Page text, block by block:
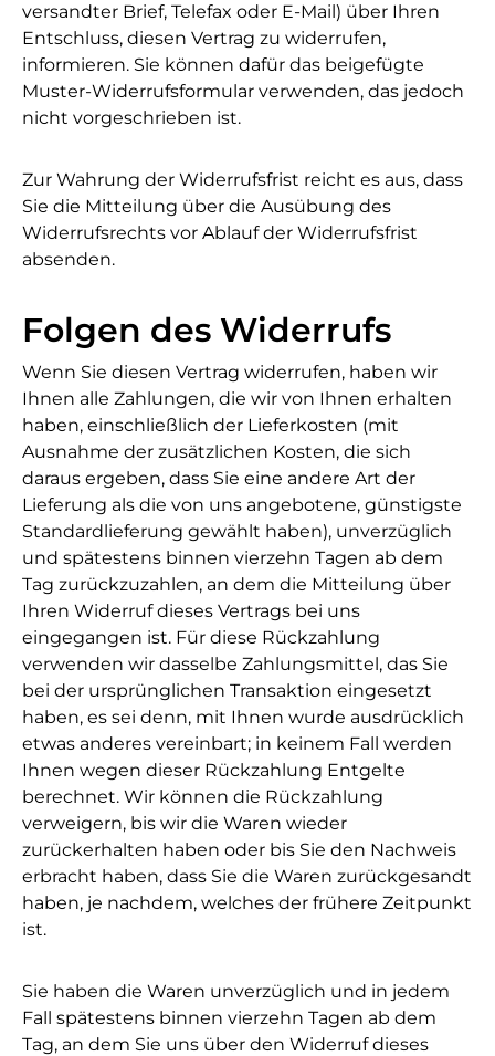
versandter Brief, Telefax oder E-Mail) über Ihren
Entschluss, diesen Vertrag zu widerrufen,
informieren. Sie können dafür das beigefügte
Muster-Widerrufsformular verwenden, das jedoch
nicht vorgeschrieben ist.
Zur Wahrung der Widerrufsfrist reicht es aus, dass
Sie die Mitteilung über die Ausübung des
Widerrufsrechts vor Ablauf der Widerrufsfrist
absenden.
Folgen des Widerrufs
Wenn Sie diesen Vertrag widerrufen, haben wir
Ihnen alle Zahlungen, die wir von Ihnen erhalten
haben, einschließlich der Lieferkosten (mit
Ausnahme der zusätzlichen Kosten, die sich
daraus ergeben, dass Sie eine andere Art der
Lieferung als die von uns angebotene, günstigste
Standardlieferung gewählt haben), unverzüglich
und spätestens binnen vierzehn Tagen ab dem
Tag zurückzuzahlen, an dem die Mitteilung über
Ihren Widerruf dieses Vertrags bei uns
eingegangen ist. Für diese Rückzahlung
verwenden wir dasselbe Zahlungsmittel, das Sie
bei der ursprünglichen Transaktion eingesetzt
haben, es sei denn, mit Ihnen wurde ausdrücklich
etwas anderes vereinbart; in keinem Fall werden
Ihnen wegen dieser Rückzahlung Entgelte
berechnet. Wir können die Rückzahlung
verweigern, bis wir die Waren wieder
zurückerhalten haben oder bis Sie den Nachweis
erbracht haben, dass Sie die Waren zurückgesandt
haben, je nachdem, welches der frühere Zeitpunkt
ist.
Sie haben die Waren unverzüglich und in jedem
Fall spätestens binnen vierzehn Tagen ab dem
Tag, an dem Sie uns über den Widerruf dieses